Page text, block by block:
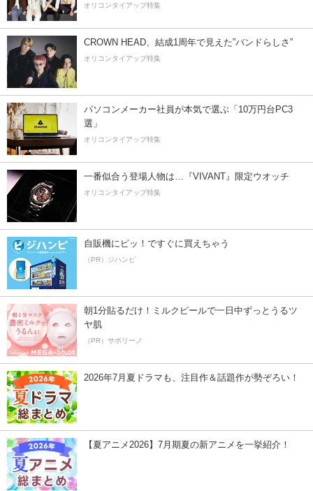
オリコンタイアップ特集
CROWN HEAD、結成1周年で見えた”バンドらしさ”
オリコンタイアップ特集
パソコンメーカー社員が本気で選ぶ「10万円台PC3
選」
オリコンタイアップ特集
一番似合う登場人物は…『VIVANT』限定ウオッチ
オリコンタイアップ特集
自販機にピッ！ですぐに買えちゃう
（PR）ジハンピ
朝1分貼るだけ！ミルクピールで一日中ずっとうるツ
ヤ肌
（PR）サボリーノ
2026年7月夏ドラマも、注目作＆話題作が勢ぞろい！
【夏アニメ2026】7月期夏の新アニメを一挙紹介！